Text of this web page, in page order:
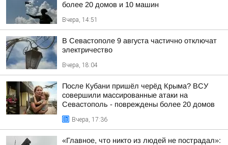
более 20 домов и 10 машин
Вчера, 14:51
В Севастополе 9 августа частично отключат
электричество
Вчера, 18:04
После Кубани пришёл черёд Крыма? ВСУ
совершили массированные атаки на
Севастополь - повреждены более 20 домов
Вчера, 17:36
«Главное, что никто из людей не пострадал»: